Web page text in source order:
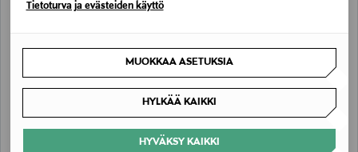
Tietoturva ja evästeiden käyttö
MUOKKAA ASETUKSIA
HYLKÄÄ KAIKKI
HYVÄKSY KAIKKI
ETUKUPONKITUOTE
FINARTE
Väre-tyynynpäällinen 50 x 50 cm
ETUKUPONKITUOTE
TEKLA
Tyynyliina 50 x 60 cm